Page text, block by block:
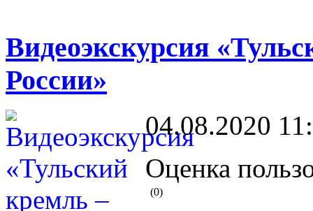
Видеоэкскурсия
России»
04.08.2020
Оценка
(0)